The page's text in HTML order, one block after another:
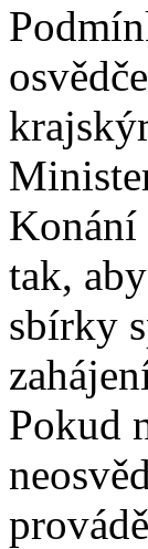
Konání
tak,
sbírky
Pokud